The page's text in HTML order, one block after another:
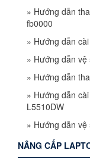
» Hướng dẫn
fb0000
» Hướng dẫn
» Hướng dẫn vệ
» Hướng dẫn
» Hướng dẫn
L5510DW
» Hướng dẫn vệ
NÂNG CẤP